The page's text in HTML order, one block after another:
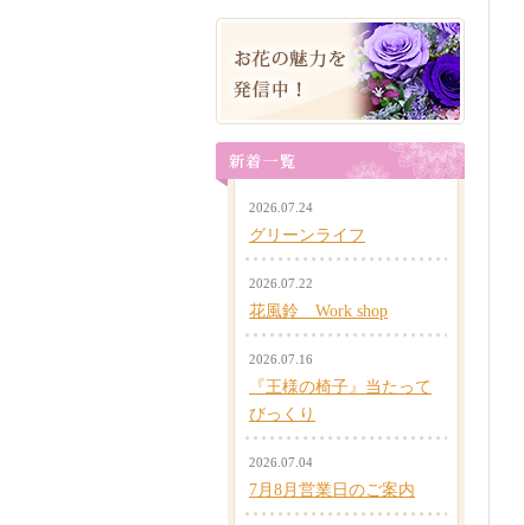
2026.07.24
グリーンライフ
2026.07.22
花風鈴 Work shop
2026.07.16
『王様の椅子』当たって
びっくり
2026.07.04
7月8月営業日のご案内